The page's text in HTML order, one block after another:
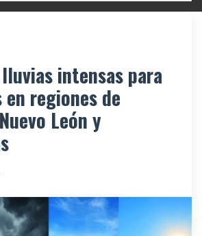
intensas para
regiones de
León y